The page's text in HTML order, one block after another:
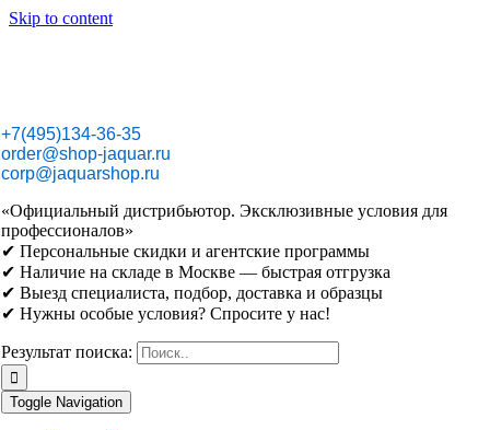
Skip to content
+7(495)134-36-35
order@shop-jaquar.ru
corp@jaquarshop.ru
«Официальный дистрибьютор. Эксклюзивные условия для
профессионалов»
✔ Персональные скидки и агентские программы
✔ Наличие на складе в Москве — быстрая отгрузка
✔ Выезд специалиста, подбор, доставка и образцы
✔ Нужны особые условия? Спросите у нас!
Результат поиска:
Toggle Navigation